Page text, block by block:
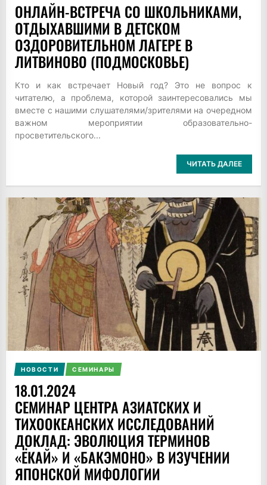
ОНЛАЙН-ВСТРЕЧА СО ШКОЛЬНИКАМИ,
ОТДЫХАВШИМИ В ДЕТСКОМ
ОЗДОРОВИТЕЛЬНОМ ЛАГЕРЕ В
ЛИТВИНОВО (ПОДМОСКОВЬЕ)
Кто и как встречает Новый год? Это не вопрос к
читателю, а проблема, которой заинтересовались мы
вместе с нашими слушателями/зрителями на очередном
важном мероприятии образовательно-
просветительского...
ЧИТАТЬ ДАЛЕЕ
НОВОСТИ СЕМИНАРЫ
18.01.2024
СЕМИНАР ЦЕНТРА АЗИАТСКИХ И
ТИХООКЕАНСКИХ ИССЛЕДОВАНИЙ
ДОКЛАД: ЭВОЛЮЦИЯ ТЕРМИНОВ
«ЁКАЙ» И «БАКЭМОНО» В ИЗУЧЕНИИ
ЯПОНСКОЙ МИФОЛОГИИ